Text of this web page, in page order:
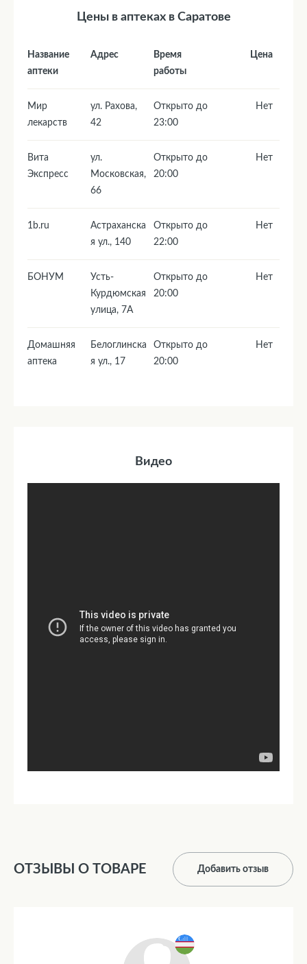
Цены в аптеках в Саратове
Название
аптеки
Адрес
Время
работы
Цена
Мир
лекарств
ул. Рахова,
42
Открыто до
23:00
Нет
Вита
Экспресс
ул.
Московская,
66
Открыто до
20:00
Нет
1b.ru
Астраханска
я ул., 140
Открыто до
22:00
Нет
БОНУМ
Усть-
Курдюмская
yлица, 7А
Открыто до
20:00
Нет
Домашняя
аптека
Белоглинска
я ул., 17
Открыто до
20:00
Нет
Видео
ОТЗЫВЫ О ТОВАРЕ Добавить отзыв